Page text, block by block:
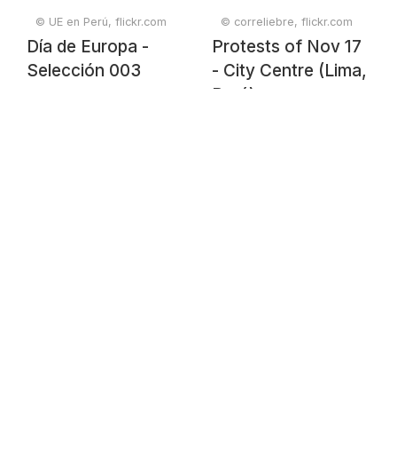
© UE en Perú, flickr.com
Día de Europa -
Selección 003
© correliebre, flickr.com
Protests of Nov 17
- City Centre (Lima,
Perú)